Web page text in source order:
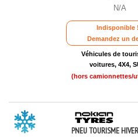
N/A
Indisponible !
Demandez un
Véhicules de
voitures, 4X4,
(hors camionnettes/
PNEU TOURISME